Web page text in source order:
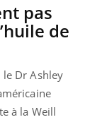
pas
de
le Dr Ashley
à la Weill